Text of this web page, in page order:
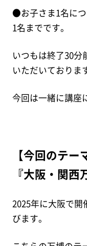
●お子さま1名に
1名までです。
いつもは終了30分
いただいておりま
今回は一緒に講座
【今回のテー
『大阪・関西
2025年に大阪で
びます。